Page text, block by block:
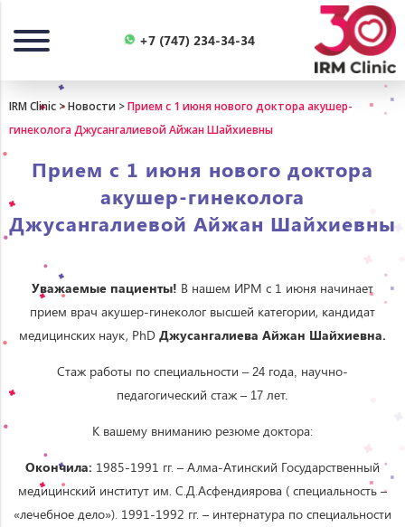
+7 (747) 234-34-34
IRM Clinic >Новости >Прием с 1 июня нового доктора акушер-
гинеколога Джусангалиевой Айжан Шайхиевны
Прием с 1 июня нового доктора
акушер-гинеколога
Джусангалиевой Айжан Шайхиевны
Уважаемые пациенты! В нашем ИРМ с 1 июня начинает
прием врач акушер-гинеколог высшей категории, кандидат
медицинских наук, PhD Джусангалиева Айжан Шайхиевна.
Стаж работы по специальности – 24 года научно-
педагогический стаж – 17 лет.
К вашему вниманию резюме доктора:
Окончила: 1985-1991 гг. – Алма-Атинский Государственный
медицинский институт им . С.Д.Асфендиярова ( специальность –
«лечебное дело»). 1991-1992 гг. – интернатура по специальности